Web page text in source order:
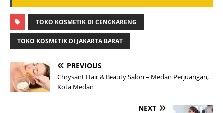
TOKO KOSMETIK DI CENGKARENG
TOKO KOSMETIK DI JAKARTA BARAT
PREVIOUS
Chrysant Hair & Beauty Salon – Medan Perjuangan,
Kota Medan
NEXT